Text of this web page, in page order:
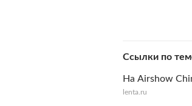
Ссылки по
На Airshow
lenta.ru